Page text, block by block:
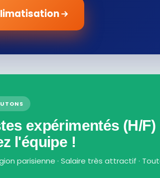
expérimentés (H/F)
l'équipe !
parisienne · Salaire très attractif ·